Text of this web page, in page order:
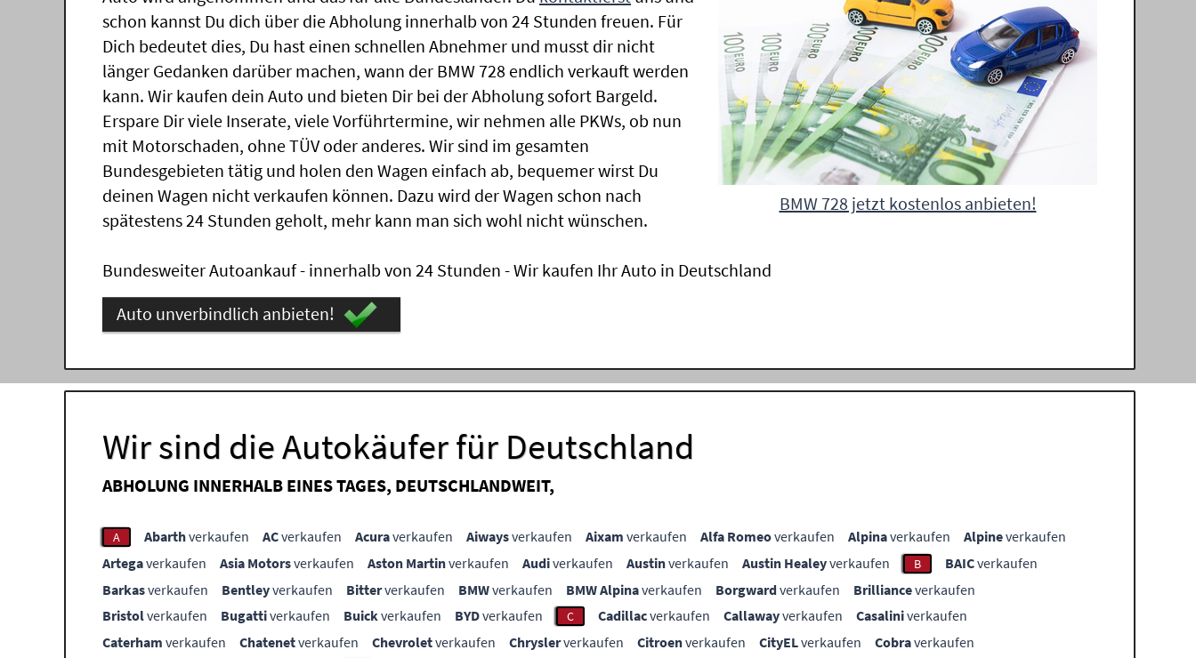
BMW 728 jetzt kostenlos anbieten!
schon kannst Du dich über die Abholung innerhalb von 24 Stunden freuen. Für
Dich bedeutet dies, Du hast einen schnellen Abnehmer und musst dir nicht
länger Gedanken darüber machen, wann der BMW 728 endlich verkauft werden
kann. Wir kaufen dein Auto und bieten Dir bei der Abholung sofort Bargeld.
Erspare Dir viele Inserate, viele Vorführtermine, wir nehmen alle PKWs, ob nun
mit Motorschaden, ohne TÜV oder anderes. Wir sind im gesamten
Bundesgebieten tätig und holen den Wagen einfach ab, bequemer wirst Du
deinen Wagen nicht verkaufen können. Dazu wird der Wagen schon nach
spätestens 24 Stunden geholt, mehr kann man sich wohl nicht wünschen.
Bundesweiter Autoankauf - innerhalb von 24 Stunden - Wir kaufen Ihr Auto in Deutschland
Auto unverbindlich anbieten!
Wir sind die Autokäufer für Deutschland
ABHOLUNG INNERHALB EINES TAGES, DEUTSCHLANDWEIT,
A Abarthverkaufen ACverkaufen Acuraverkaufen Aiwaysverkaufen Aixam verkaufen Alfa Romeoverkaufen Alpinaverkaufen Alpineverkaufen
Artegaverkaufen Asia Motorsverkaufen Aston Martinverkaufen Audiverkaufen Austinverkaufen Austin Healeyverkaufen B BAICverkaufen
Barkasverkaufen Bentleyverkaufen Bitterverkaufen BMWverkaufen BMW Alpinaverkaufen Borgwardverkaufen Brillianceverkaufen
Bristolverkaufen Bugattiverkaufen Buickverkaufen BYDverkaufen C Cadillacverkaufen Callawayverkaufen Casaliniverkaufen
Caterham verkaufen Chatenetverkaufen Chevroletverkaufen Chryslerverkaufen Citroenverkaufen CityELverkaufen Cobraverkaufen